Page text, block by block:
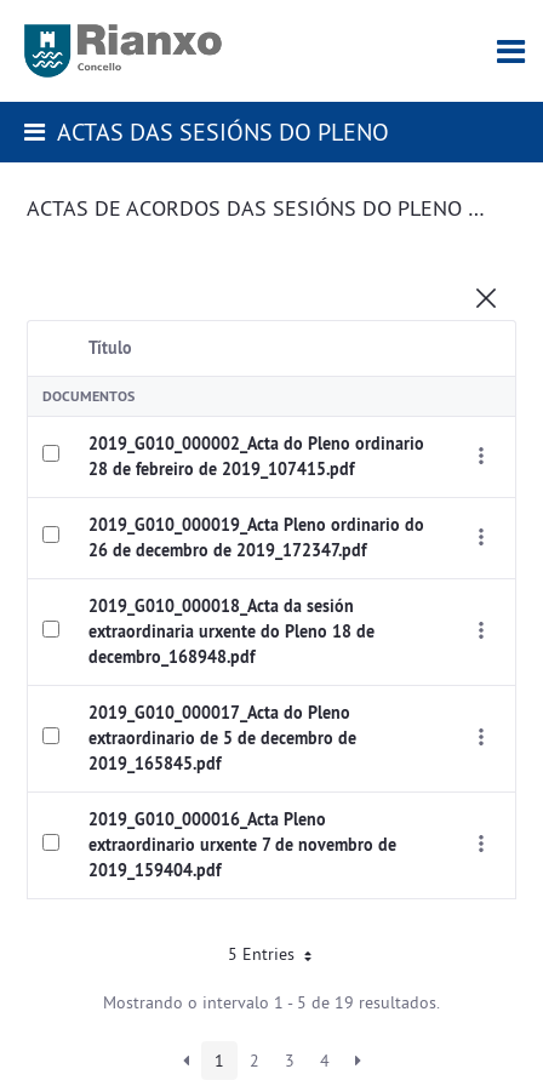
ACTAS DAS SESIÓNS DO PLENO
ACTAS DE ACORDOS DAS SESIÓNS DO PLENO DA CORPORACIÓN
Título
DOCUMENTOS
2019_G010_000002_Acta do Pleno ordinario
28 de febreiro de 2019_107415.pdf
2019_G010_000019_Acta Pleno ordinario do
26 de decembro de 2019_172347.pdf
2019_G010_000018_Acta da sesión
extraordinaria urxente do Pleno 18 de
decembro_168948.pdf
2019_G010_000017_Acta do Pleno
extraordinario de 5 de decembro de
2019_165845.pdf
2019_G010_000016_Acta Pleno
extraordinario urxente 7 de novembro de
2019_159404.pdf
5 Entries
Mostrando o intervalo 1 - 5 de 19 resultados.
1 2 3 4